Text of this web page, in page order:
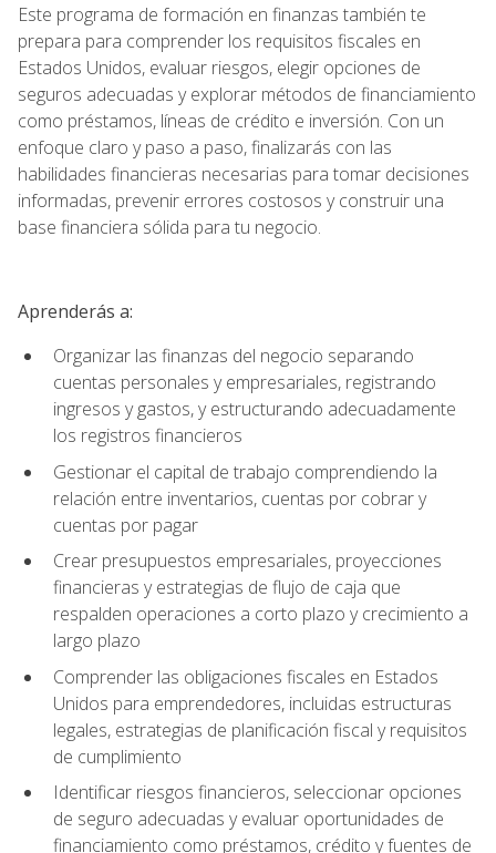
Este programa de formación en finanzas también te
prepara para comprender los requisitos fiscales en
Estados Unidos, evaluar riesgos, elegir opciones de
seguros adecuadas y explorar métodos de financiamiento
como préstamos, líneas de crédito e inversión. Con un
enfoque claro y paso a paso, finalizarás con las
habilidades financieras necesarias para tomar decisiones
informadas, prevenir errores costosos y construir una
base financiera sólida para tu negocio.
Aprenderás a:
Organizar las finanzas del negocio separando
cuentas personales y empresariales, registrando
ingresos y gastos, y estructurando adecuadamente
los registros financieros
Gestionar el capital de trabajo comprendiendo la
relación entre inventarios, cuentas por cobrar y
cuentas por pagar
Crear presupuestos empresariales, proyecciones
financieras y estrategias de flujo de caja que
respalden operaciones a corto plazo y crecimiento a
largo plazo
Comprender las obligaciones fiscales en Estados
Unidos para emprendedores, incluidas estructuras
legales, estrategias de planificación fiscal y requisitos
de cumplimiento
Identificar riesgos financieros, seleccionar opciones
de seguro adecuadas y evaluar oportunidades de
financiamiento como préstamos, crédito y fuentes de